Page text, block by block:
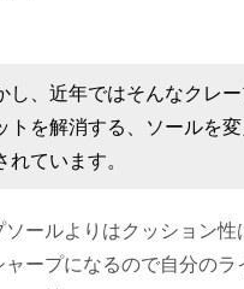
し、近年ではそんなクレ
トを解消する、ソールを
れています。
ソールよりはクッション性
ャープになるので自分のラ